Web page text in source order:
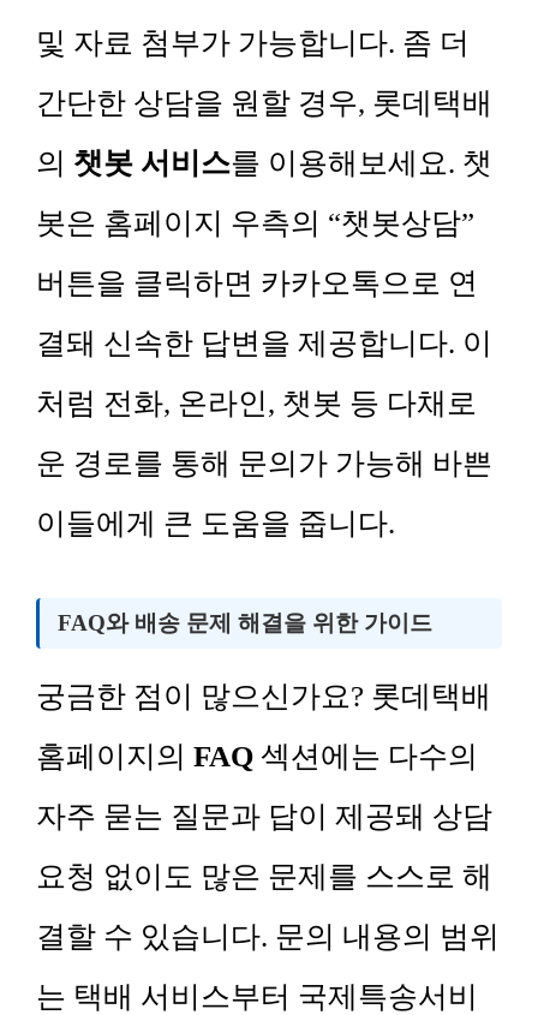
및 자료 첨부가 가능합니다. 좀 더
간단한 상담을 원할 경우, 롯데택배
의 챗봇 서비스를 이용해보세요. 챗
봇은 홈페이지 우측의 “챗봇상담”
버튼을 클릭하면 카카오톡으로 연
결돼 신속한 답변을 제공합니다. 이
처럼 전화, 온라인, 챗봇 등 다채로
운 경로를 통해 문의가 가능해 바쁜
이들에게 큰 도움을 줍니다.
FAQ와 배송 문제 해결을 위한 가이드
궁금한 점이 많으신가요? 롯데택배
홈페이지의 FAQ 섹션에는 다수의
자주 묻는 질문과 답이 제공돼 상담
요청 없이도 많은 문제를 스스로 해
결할 수 있습니다. 문의 내용의 범위
는 택배 서비스부터 국제특송서비